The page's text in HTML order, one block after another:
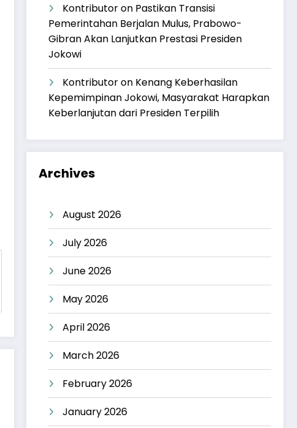
Kontributoron Pastikan Transisi
Pemerintahan Berjalan Mulus, Prabowo-
Gibran Akan Lanjutkan Prestasi Presiden
Jokowi
Kontributoron Kenang Keberhasilan
Kepemimpinan Jokowi, Masyarakat Harapkan
Keberlanjutan dari Presiden Terpilih
Archives
August 2026
July 2026
June 2026
May 2026
April 2026
March 2026
February 2026
January 2026